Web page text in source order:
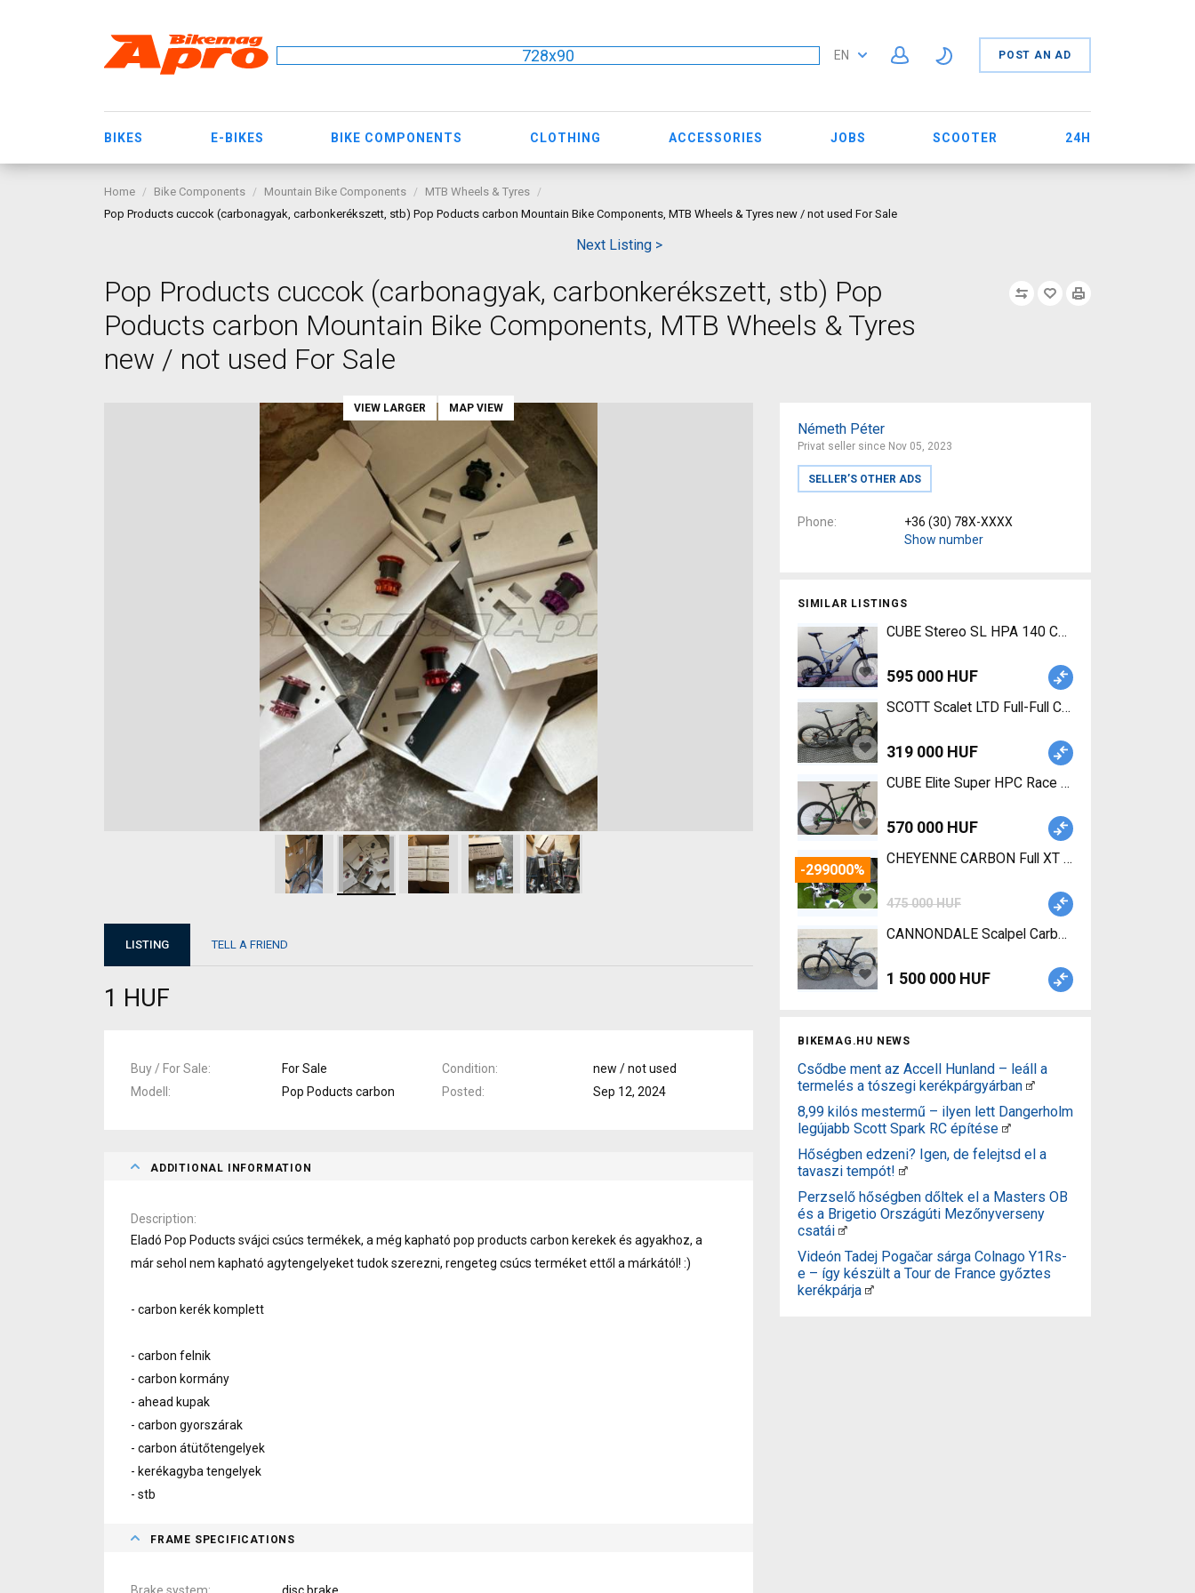
728x90 EN POST AN AD
BIKES E-BIKES BIKE COMPONENTS CLOTHING ACCESSORIES JOBS SCOOTER 24H
Home Bike Components Mountain Bike Components
MTB Wheels & Tyres
Pop Products cuccok (carbonagyak, carbonkerékszett, stb) Pop Poducts carbon Mountain Bike Components, MTB Wheels & Tyres new / not used For Sale
Next Listing >
Pop Products cuccok (carbonagyak, carbonkerékszett, stb) Pop
Poducts carbon Mountain Bike Components, MTB Wheels & Tyres
new / not used For Sale
Németh Péter
Privat seller since Nov 05, 2023
SELLER’S OTHER ADS
Phone
+36 (30) 78X-XXXX
Show number
SIMILAR LISTINGS
CUBE Stereo SL HPA 140 Carbon Mountain
595 000 HUF
319 000 HUF
CUBE Elite Super HPC Race 29” CARBON
570 000 HUF
-299000%
CHEYENNE CARBON Full XT - XT
475 000 HUF
CANNONDALE Scalpel Carbon 2 Mountain Bike
1 500 000 HUF
BIKEMAG.HU NEWS
Csődbe ment az Accell Hunland – leáll a
termelés a tószegi kerékpárgyárban
8,99 kilós mestermű – ilyen lett Dangerholm
legújabb Scott Spark RC építése
Hőségben edzeni? Igen, de felejtsd el a
tavaszi tempót!
Perzselő hőségben dőltek el a Masters OB
és a Brigetio Országúti Mezőnyverseny
csatái
Videón Tadej Pogačar sárga Colnago Y1Rs-
e – így készült a Tour de France győztes
kerékpárja
VIEW LARGER MAP VIEW
LISTING TELL A FRIEND
1 HUF
Buy / For Sale For Sale Condition
new / not used
Modell
Pop Poducts carbon Posted Sep 12, 2024
ADDITIONAL INFORMATION
Description
Eladó Pop Poducts svájci csúcs termékek, a még kapható pop products carbon kerekek és agyakhoz, a
már sehol nem kapható agytengelyeket tudok szerezni, rengeteg csúcs terméket ettől a márkától! :)
- carbon kerék komplett
- carbon felnik
- carbon kormány
- ahead kupak
- carbon gyorszárak
- carbon átütőtengelyek
- kerékagyba tengelyek
- stb
FRAME SPECIFICATIONS
Brake system
disc brake